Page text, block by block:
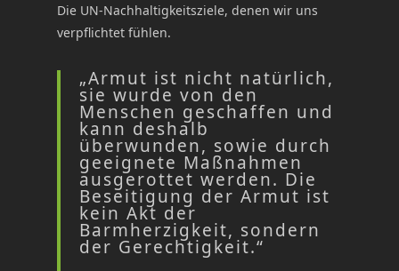
Die UN-Nachhaltigkeitsziele, denen wir uns
verpflichtet fühlen.
„Armut ist nicht natürlich,
sie wurde von den
Menschen geschaffen und
kann deshalb
überwunden, sowie durch
geeignete Maßnahmen
ausgerottet werden. Die
Beseitigung der Armut ist
kein Akt der
Barmherzigkeit, sondern
der Gerechtigkeit.“